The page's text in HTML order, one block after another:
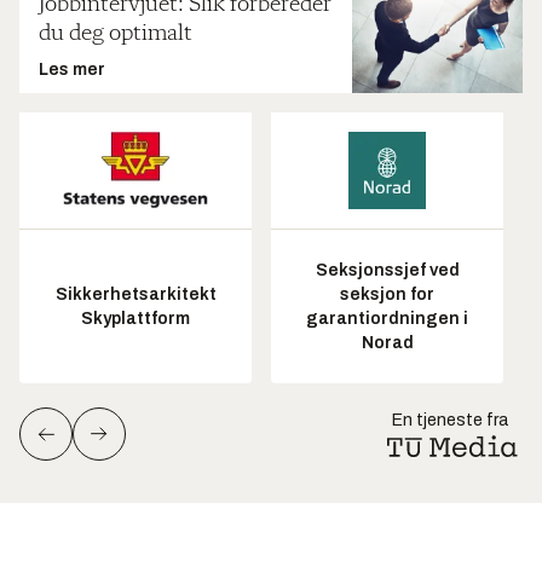
du deg optimalt
Les mer
Sikkerhetsarkitekt
Skyplattform
Seksjonssjef ved
seksjon for
garantiordningen i
Norad
En tjeneste fra